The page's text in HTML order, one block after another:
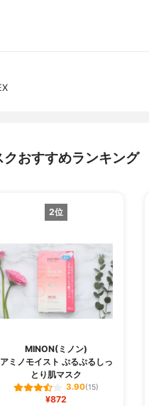
おすすめランキング
2位
MINON(ミノン)
アミノモイスト ぷるぷるしっ
とり肌マスク
3.90(15)
¥872